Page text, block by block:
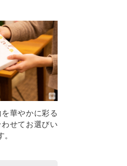
華やかに彩る
せてお選びい